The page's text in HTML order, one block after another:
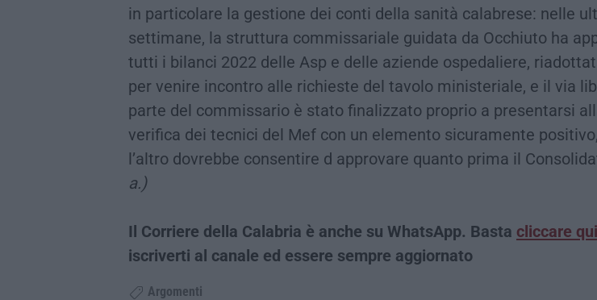
in particolare la gestione dei conti della sanità calabrese: nelle
settimane, la struttura commissariale guidata da Occhiuto ha
tutti i bilanci 2022 delle Asp e delle aziende ospedaliere,
per venire incontro alle richieste del tavolo ministeriale, e il via
parte del commissario è stato finalizzato proprio a presentarsi
verifica dei tecnici del Mef con un elemento sicuramente
l’altro dovrebbe consentire d approvare quanto prima il
a.)
Il Corriere della Calabria è anche su WhatsApp. Basta cliccare qui
iscriverti al canale ed essere sempre aggiornato
Argomenti